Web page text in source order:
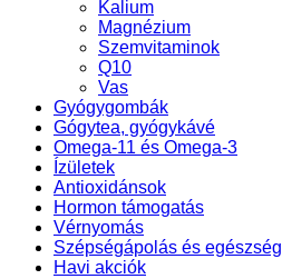
Kalium
Magnézium
Szemvitaminok
Q10
Vas
Gyógygombák
Gógytea, gyógykávé
Omega-11 és Omega-3
Ízületek
Antioxidánsok
Hormon támogatás
Vérnyomás
Szépségápolás és egészség
Havi akciók